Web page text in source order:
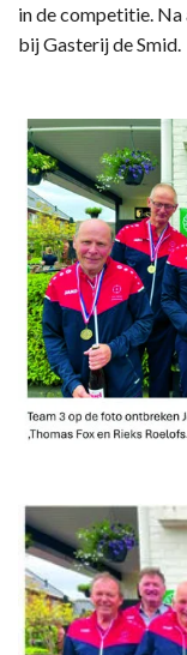
in de competitie.
bij Gasterij de Smid.